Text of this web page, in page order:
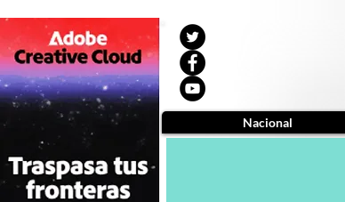
Nacional